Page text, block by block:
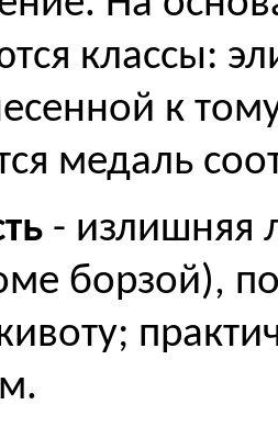
классы:
к
медаль
- излишняя
борзой),